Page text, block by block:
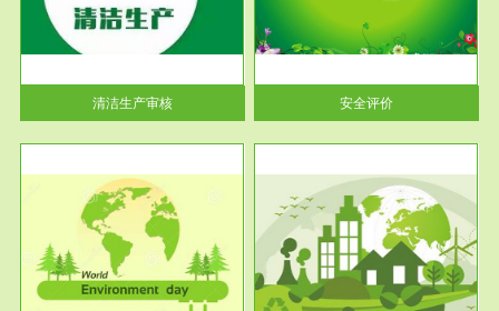
清洁生产审核
安全评价安全评价目的是查找、
分析和预测工程、系统、生产经
营活...
安全评价
服务范围
VOCs在线监测
根据《重点区域大气污染防